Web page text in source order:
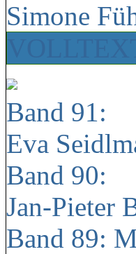
Simone
Band 91:
Eva
Band 90:
Jan-Pieter
Band 89: